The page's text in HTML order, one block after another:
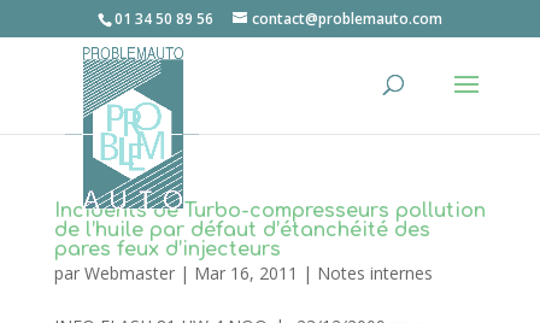
01 34 50 89 56 contact@problemauto.com
Incidents de Turbo-compresseurs pollution
de l’huile par défaut d’étanchéité des
pares feux d’injecteurs
par Webmaster| Mar 16, 2011 | Notes internes